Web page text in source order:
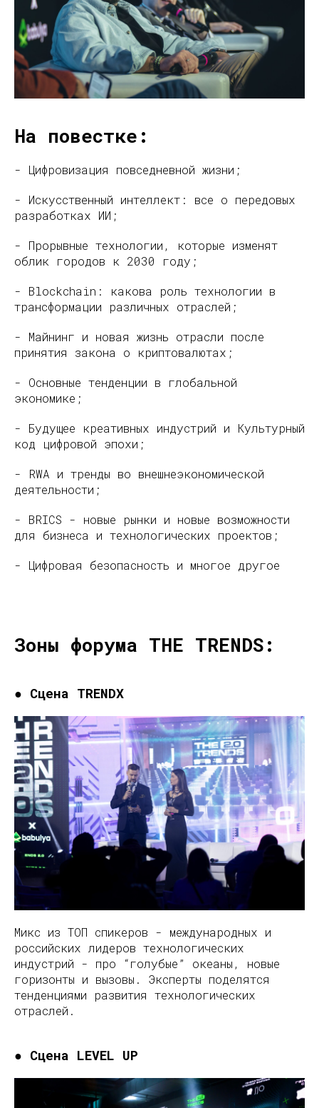
На повестке:
- Цифровизация повседневной жизни;
- Искусственный интеллект: все о передовых
разработках ИИ;
- Прорывные технологии, которые изменят
облик городов к 2030 году;
- Blockchain: какова роль технологии в
трансформации различных отраслей;
- Майнинг и новая жизнь отрасли после
принятия закона о криптовалютах;
- Основные тенденции в глобальной
экономике;
- Будущее креативных индустрий и Культурный
код цифровой эпохи;
- RWA и тренды во внешнеэкономической
деятельности;
- BRICS - новые рынки и новые возможности
для бизнеса и технологических проектов;
- Цифровая безопасность и многое другое
Зоны форума THE TRENDS:
● Сцена TRENDX
Микс из ТОП спикеров - международных и
российских лидеров технологических
индустрий - про “голубые” океаны, новые
горизонты и вызовы. Эксперты поделятся
тенденциями развития технологических
отраслей.
● Сцена LEVEL UP